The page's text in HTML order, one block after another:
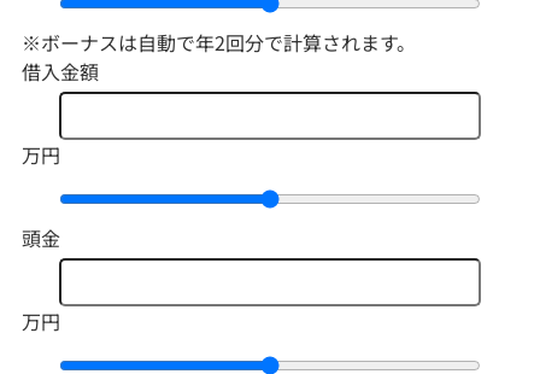
※ボーナスは自動で年2回分で計算されます。
借入金額
万円
頭金
万円